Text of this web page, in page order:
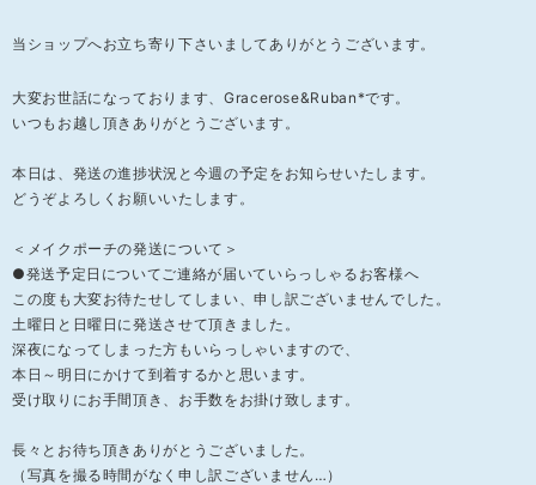
当ショップへお立ち寄り下さいましてありがとうございます。
大変お世話になっております、Gracerose&Ruban*です。
いつもお越し頂きありがとうございます。
本日は、発送の進捗状況と今週の予定をお知らせいたします。
どうぞよろしくお願いいたします。
＜メイクポーチの発送について＞
●発送予定日についてご連絡が届いていらっしゃるお客様へ
この度も大変お待たせしてしまい、申し訳ございませんでした。
土曜日と日曜日に発送させて頂きました。
深夜になってしまった方もいらっしゃいますので、
本日～明日にかけて到着するかと思います。
受け取りにお手間頂き、お手数をお掛け致します。
長々とお待ち頂きありがとうございました。
（写真を撮る時間がなく申し訳ございません…）